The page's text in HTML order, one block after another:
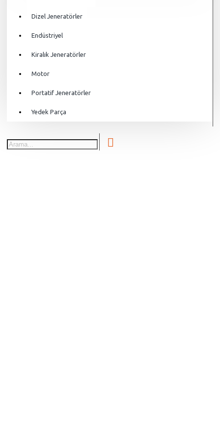
Dizel Jeneratörler
Endüstriyel
Kiralık Jeneratörler
Motor
Portatif Jeneratörler
Yedek Parça